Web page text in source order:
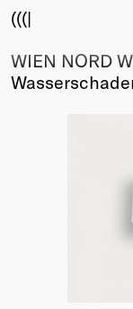
(((|
About
Club
WIEN NORD